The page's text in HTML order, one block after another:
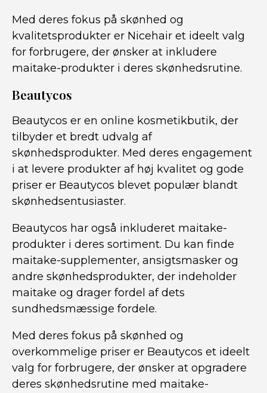
Med deres fokus på skønhed og
kvalitetsprodukter er Nicehair et ideelt valg
for forbrugere, der ønsker at inkludere
maitake-produkter i deres skønhedsrutine.
Beautycos
Beautycos er en online kosmetikbutik, der
tilbyder et bredt udvalg af
skønhedsprodukter. Med deres engagement
i at levere produkter af høj kvalitet og gode
priser er Beautycos blevet populær blandt
skønhedsentusiaster.
Beautycos har også inkluderet maitake-
produkter i deres sortiment. Du kan finde
maitake-supplementer, ansigtsmasker og
andre skønhedsprodukter, der indeholder
maitake og drager fordel af dets
sundhedsmæssige fordele.
Med deres fokus på skønhed og
overkommelige priser er Beautycos et ideelt
valg for forbrugere, der ønsker at opgradere
deres skønhedsrutine med maitake-